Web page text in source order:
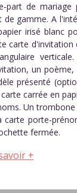
part de
de gamme. A
irisé blanc
carte d'invitation
un
présenté
carrée en
Un
carte porte-
fermée.
+